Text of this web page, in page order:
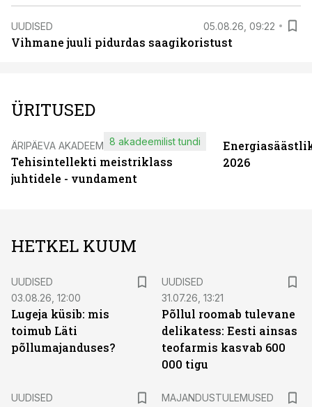
UUDISED 05.08.26, 09:22
Vihmane juuli pidurdas saagikoristust
ÜRITUSED
ÄRIPÄEVA AKADEEMIA
Tehisintellekti meistriklass
juhtidele - vundament
8 akadeemilist tundi
2026
HETKEL KUUM
UUDISED
03.08.26, 12:00
Lugeja küsib: mis
toimub Läti
põllumajanduses?
UUDISED
31.07.26, 13:21
Põllul roomab tulevane
delikatess: Eesti ainsas
teofarmis kasvab 600
000 tigu
UUDISED
MAJANDUSTULEMUSED